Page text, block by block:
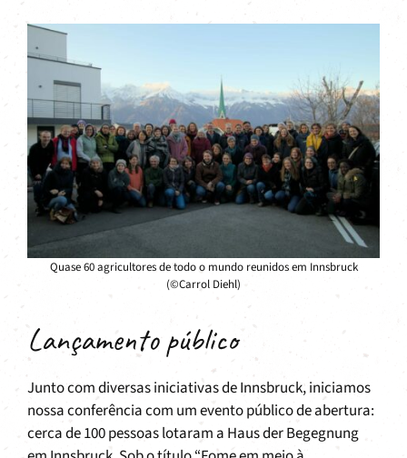
Quase 60 agricultores de todo o mundo reunidos em Innsbruck
(©Carrol Diehl)
Lançamento público
Junto com diversas iniciativas de Innsbruck, iniciamos
nossa conferência com um evento público de abertura:
cerca de 100 pessoas lotaram a Haus der Begegnung